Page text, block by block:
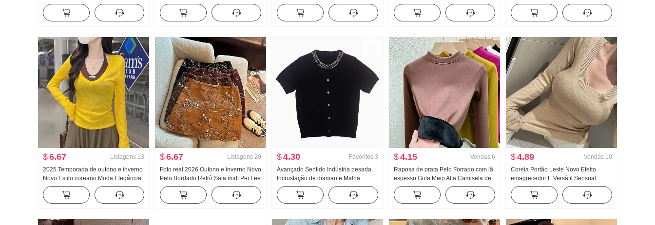
Tecido de lã Grande pêndulo Coberto
Quadril Efeito emagrecedor Lã
Comprimento Médio Saia
Regata Calças de perna larga
Conjunto de três peças Conjunto
Gola V Essencial Versátil Adesivos
Padrão Malha Colete Regata
Tule Manga curta Qipao Vestido longo
Casaco de camisola Han
Departamento Bonita Pequeno Top
$6.67 Listagens 13
2025 Temporada de outono e inverno
Novo Estilo coreano Moda Elegância
Efeito emagrecedor Versátil Ajustado
Falso duas peças Gola V Suéter de
Malha Top Feminino
$6.67 Listagens 20
Foto real 2026 Outono e inverno Novo
Pelo Bordado Retrô Saia midi Pei Lee
S. Bordado Saia curta Feminino Faixa
Segurança Calças
$4.30 Favoritos 3
Avançado Sentido Indústria pesada
Incrustação de diamante Malha
Cardigã Commuting Redução da
idade Manga curta Início da
primavera Casual Versátil Moda O
$4.15 Vendas 6
Raposa de prata Pelo Forrado com lã
espesso Gola Meio Alta Camiseta de
base Feminino Dentro Pegue Outono
e inverno Novo Ajustado Efeito
emagrecedor Manga longa Top
$4.89 Vendas 10
Coreia Portão Leste Novo Efeito
emagrecedor E Versátil Sensual
Mulher u Colar Apertado Malha
Camiseta de base Camiseta Top
Estilo